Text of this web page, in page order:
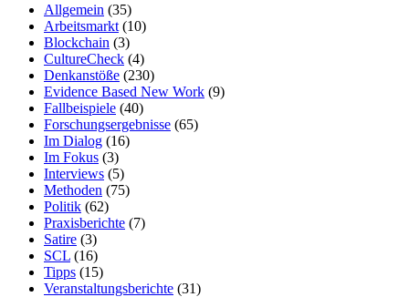
Allgemein (35)
Arbeitsmarkt (10)
Blockchain (3)
CultureCheck (4)
Denkanstöße (230)
Evidence Based New Work (9)
Fallbeispiele (40)
Forschungsergebnisse (65)
Im Dialog (16)
Im Fokus (3)
Interviews (5)
Methoden (75)
Politik (62)
Praxisberichte (7)
Satire (3)
SCL (16)
Tipps (15)
Veranstaltungsberichte (31)